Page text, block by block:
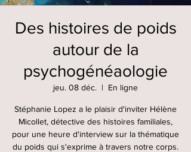
Des histoires de poids
autour de la
psychogénéaologie
jeu. 08 déc.
  |
En ligne
Stéphanie Lopez a le plaisir d'inviter Hélène
Micollet, détective des histoires familiales,
pour une heure d'interview sur la thématique
du poids qui s'exprime à travers notre corps.